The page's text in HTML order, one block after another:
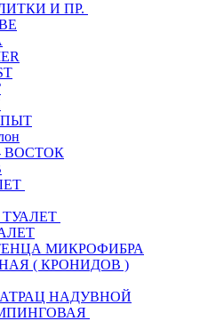
И ПР.
ВОСТОК
МИКРОФИБРА
( КРОНИДОВ )
НАДУВНОЙ